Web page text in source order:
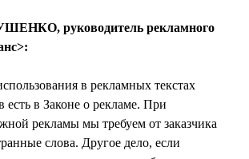
руководитель рекламного
в рекламных текстах
есть в Законе о рекламе. При
рекламы мы требуем от заказчика
слова. Другое дело, если